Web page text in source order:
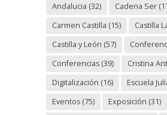
Andalucia (32) Cadena Ser
Carmen Castilla (15) Castilla
Castilla y León (57)
Conferencias(39) Cristina
Digitalización (16) Escuela
Eventos(75) Exposición (31)